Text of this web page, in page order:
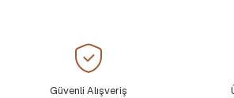
Güvenli Alışveriş